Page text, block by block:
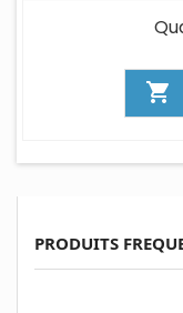

PRODUITS